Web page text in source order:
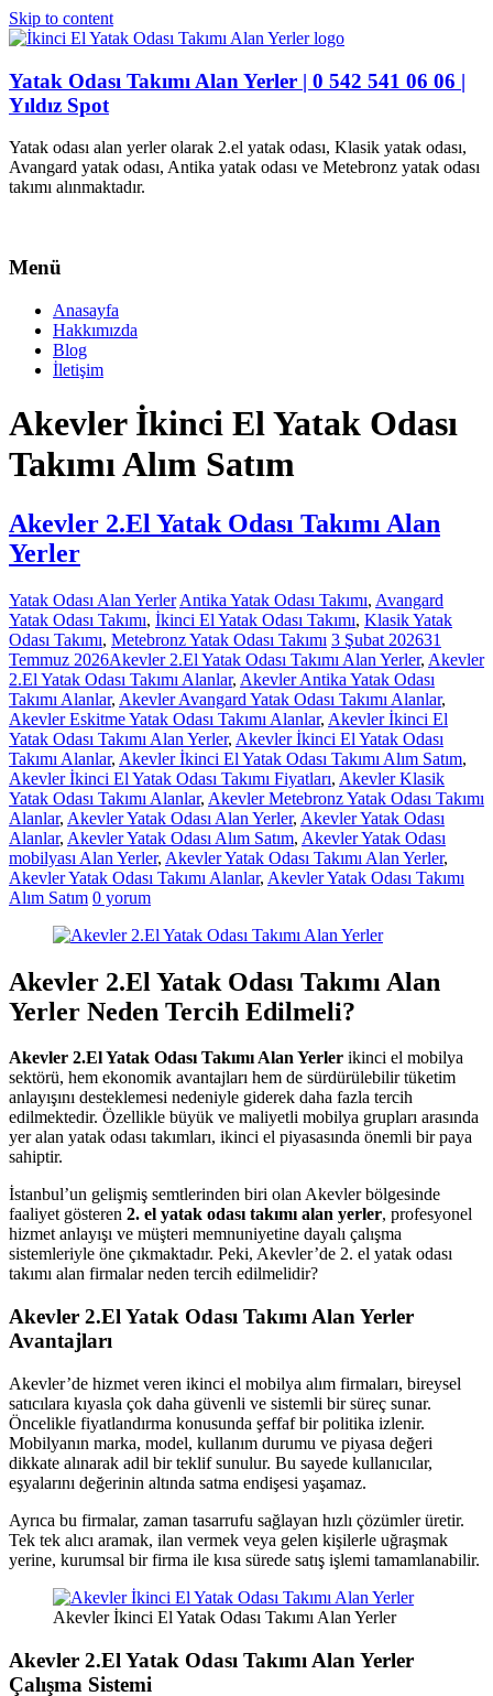
Skip to content
Yatak Odası Takımı Alan Yerler | 0 542 541 06 06 |
Yıldız Spot
Yatak odası alan yerler olarak 2.el yatak odası, Klasik yatak odası,
Avangard yatak odası, Antika yatak odası ve Metebronz yatak odası
takımı alınmaktadır.
Menü
Anasayfa
Hakkımızda
Blog
İletişim
Akevler İkinci El Yatak Odası
Takımı Alım Satım
Akevler 2.El Yatak Odası Takımı Alan
Yerler
Yatak Odası Alan Yerler Antika Yatak Odası Takımı, Avangard
Yatak Odası Takımı, İkinci El Yatak Odası Takımı, Klasik Yatak
Odası Takımı, Metebronz Yatak Odası Takımı 3 Şubat 202631
Temmuz 2026Akevler 2.El Yatak Odası Takımı Alan Yerler, Akevler
2.El Yatak Odası Takımı Alanlar, Akevler Antika Yatak Odası
Takımı Alanlar, Akevler Avangard Yatak Odası Takımı Alanlar,
Akevler Eskitme Yatak Odası Takımı Alanlar, Akevler İkinci El
Yatak Odası Takımı Alan Yerler, Akevler İkinci El Yatak Odası
Takımı Alanlar, Akevler İkinci El Yatak Odası Takımı Alım Satım,
Akevler İkinci El Yatak Odası Takımı Fiyatları, Akevler Klasik
Yatak Odası Takımı Alanlar, Akevler Metebronz Yatak Odası Takımı
Alanlar, Akevler Yatak Odası Alan Yerler, Akevler Yatak Odası
Alanlar, Akevler Yatak Odası Alım Satım, Akevler Yatak Odası
mobilyası Alan Yerler, Akevler Yatak Odası Takımı Alan Yerler,
Akevler Yatak Odası Takımı Alanlar, Akevler Yatak Odası Takımı
Alım Satım 0 yorum
Akevler 2.El Yatak Odası Takımı Alan
Yerler Neden Tercih Edilmeli?
Akevler 2.El Yatak Odası Takımı Alan Yerler ikinci el mobilya
sektörü, hem ekonomik avantajları hem de sürdürülebilir tüketim
anlayışını desteklemesi nedeniyle giderek daha fazla tercih
edilmektedir. Özellikle büyük ve maliyetli mobilya grupları arasında
yer alan yatak odası takımları, ikinci el piyasasında önemli bir paya
sahiptir.
İstanbul’un gelişmiş semtlerinden biri olan Akevler bölgesinde
faaliyet gösteren 2. el yatak odası takımı alan yerler, profesyonel
hizmet anlayışı ve müşteri memnuniyetine dayalı çalışma
sistemleriyle öne çıkmaktadır. Peki, Akevler’de 2. el yatak odası
takımı alan firmalar neden tercih edilmelidir?
Akevler 2.El Yatak Odası Takımı Alan Yerler
Avantajları
Akevler’de hizmet veren ikinci el mobilya alım firmaları, bireysel
satıcılara kıyasla çok daha güvenli ve sistemli bir süreç sunar.
Öncelikle fiyatlandırma konusunda şeffaf bir politika izlenir.
Mobilyanın marka, model, kullanım durumu ve piyasa değeri
dikkate alınarak adil bir teklif sunulur. Bu sayede kullanıcılar,
eşyalarını değerinin altında satma endişesi yaşamaz.
Ayrıca bu firmalar, zaman tasarrufu sağlayan hızlı çözümler üretir.
Tek tek alıcı aramak, ilan vermek veya gelen kişilerle uğraşmak
yerine, kurumsal bir firma ile kısa sürede satış işlemi tamamlanabilir.
Akevler İkinci El Yatak Odası Takımı Alan Yerler
Akevler 2.El Yatak Odası Takımı Alan Yerler
Çalışma Sistemi